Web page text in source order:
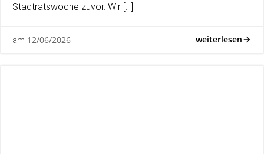
Stadtratswoche zuvor. Wir […]
am 12/06/2026 weiterlesen